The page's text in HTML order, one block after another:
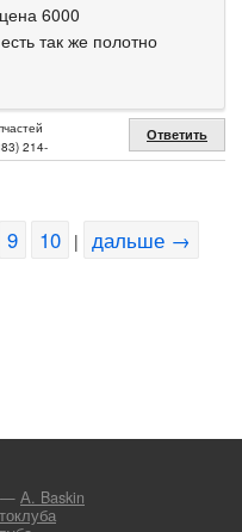
6000
так же полотно
214-
Ответить
9 10 | дальше →
— А. Baskin